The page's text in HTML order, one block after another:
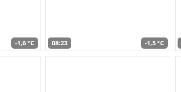
-1,6 °C 08:23 -1,5 °C